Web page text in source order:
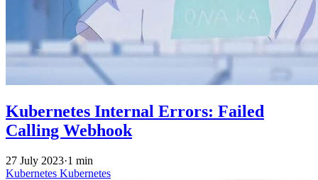
Kubernetes Internal Errors: Failed
Calling Webhook
27 July 2023·1 min
Kubernetes Kubernetes